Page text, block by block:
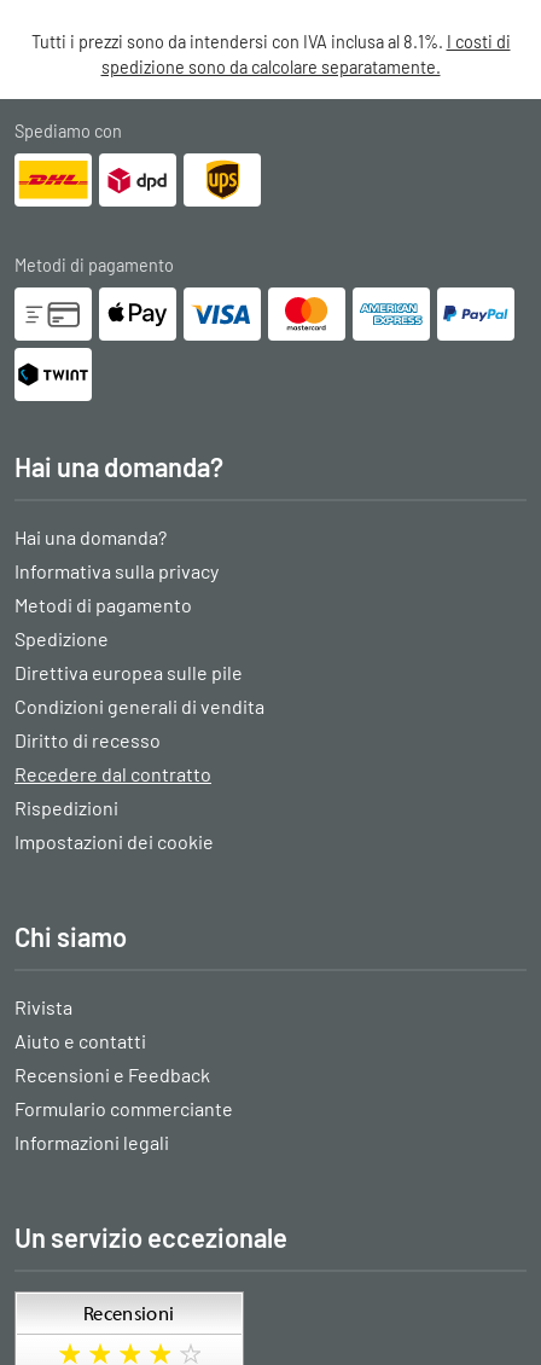
Tutti i prezzi sono da intendersi con IVA inclusa al 8.1%. I costi di
spedizione sono da calcolare separatamente.
Spediamo con
Metodi di pagamento
Hai una domanda?
Hai una domanda?
Informativa sulla privacy
Metodi di pagamento
Spedizione
Direttiva europea sulle pile
Condizioni generali di vendita
Diritto di recesso
Recedere dal contratto
Rispedizioni
Impostazioni dei cookie
Chi siamo
Rivista
Aiuto e contatti
Recensioni e Feedback
Formulario commerciante
Informazioni legali
Un servizio eccezionale